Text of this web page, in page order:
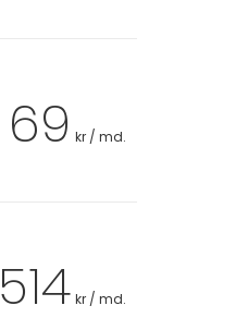
69 kr / md.
514 kr / md.